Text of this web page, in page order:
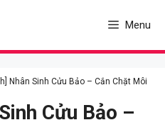
Menu
Nhân Sinh Cửu Bảo – Cắn Chặt Môi
Cửu Bảo –